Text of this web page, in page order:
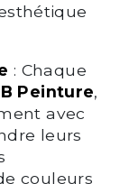
: Chaque
Peinture,
avec
leurs
couleurs